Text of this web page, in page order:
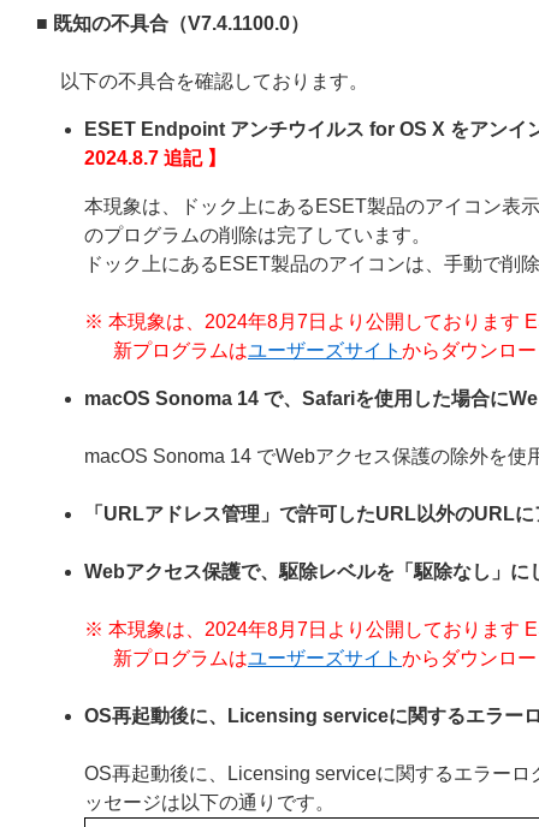
■ 既知の不具合（V7.4.1100.0）
以下の不具合を確認しております。
ESET Endpoint アンチウイルス for OS X をアンイ
2024.8.7 追記 】
本現象は、ドック上にあるESET製品のアイコン表
のプログラムの削除は完了しています。
ドック上にあるESET製品のアイコンは、手動で削
※ 本現象は、2024年8月7日より公開しております
新プログラムはユーザーズサイト からダウンロ
macOS Sonoma 14 で、Safariを使用した場合に
macOS Sonoma 14 でWebアクセス保護の除外を
「URLアドレス管理」で許可したURL以外のURL
Webアクセス保護で、駆除レベルを「駆除なし」に
※ 本現象は、2024年8月7日より公開しております
新プログラムはユーザーズサイト からダウンロ
OS再起動後に、Licensing serviceに関するエラー
OS再起動後に、Licensing serviceに関するエラー
ッセージは以下の通りです。